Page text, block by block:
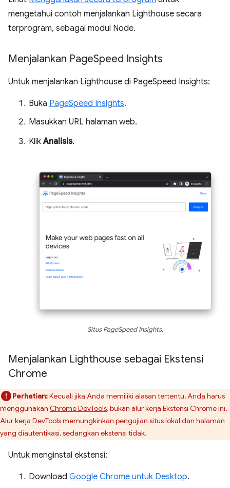
mengetahui contoh menjalankan Lighthouse secara
terprogram, sebagai modul Node.
Menjalankan PageSpeed Insights
Untuk menjalankan Lighthouse di PageSpeed Insights:
Buka PageSpeed Insights.
Masukkan URL halaman web.
KlikAnalisis.
Situs PageSpeed Insights.
Menjalankan Lighthouse sebagai Ekstensi
Chrome
Perhatian:Kecuali jika Anda memiliki alasan tertentu, Anda harus
menggunakan Chrome DevTools, bukan alur kerja Ekstensi Chrome ini.
Alur kerja DevTools memungkinkan pengujian situs lokal dan halaman
yang diautentikasi, sedangkan ekstensi tidak.
Untuk menginstal ekstensi:
Download Google Chrome untuk Desktop.